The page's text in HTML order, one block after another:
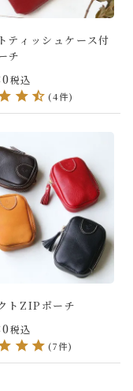
ティッシュケース付
チ
税込
(4件)
トZIPポーチ
税込
(7件)